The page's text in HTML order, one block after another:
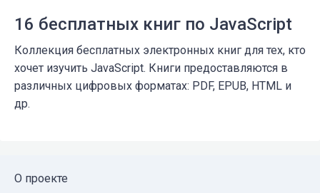
16 бесплатных книг по JavaScript
Коллекция бесплатных электронных книг для тех, кто
хочет изучить JavaScript. Книги предоставляются в
различных цифровых форматах: PDF, EPUB, HTML и
др.
О проекте